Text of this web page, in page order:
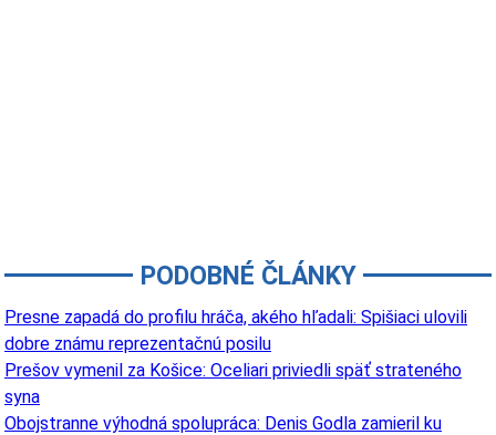
PODOBNÉ ČLÁNKY
Presne zapadá do profilu hráča, akého hľadali: Spišiaci ulovili
dobre známu reprezentačnú posilu
Prešov vymenil za Košice: Oceliari priviedli späť strateného
syna
Obojstranne výhodná spolupráca: Denis Godla zamieril ku